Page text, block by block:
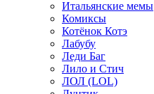
Итальянские мемы
Комиксы
Котёнок Котэ
Лабубу
Леди Баг
Лило и Стич
ЛОЛ (LOL)